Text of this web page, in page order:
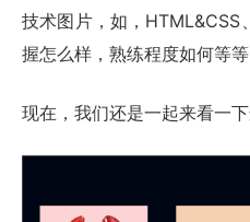
技术图片，如，
握怎么样，熟练程度如何等等
现在，我们还是一起来看一